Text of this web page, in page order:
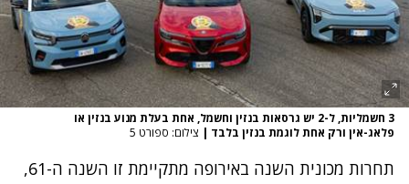
3 חשמליות, ל-2 יש גרסאות בנזין וחשמל, אחת בעלת מנוע בנזין או
פלאג-אין ורק אחת לוגמת בנזין בלבד | צילום: ספורט 5
תחרות מכונית השנה באירופה מתקיימת זו השנה ה-61,